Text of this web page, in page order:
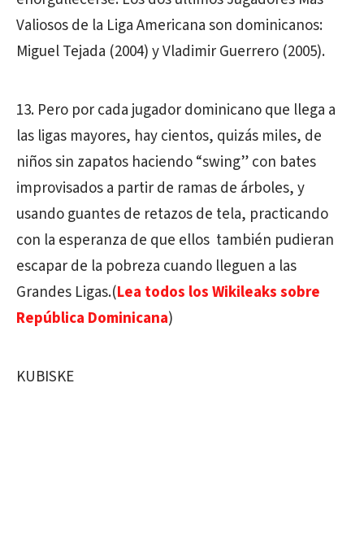
Valiosos de la Liga Americana son dominicanos:
Miguel Tejada (2004) y Vladimir Guerrero (2005).
13. Pero por cada jugador dominicano que llega a
las ligas mayores, hay cientos, quizás miles, de
niños sin zapatos haciendo “swing” con bates
improvisados a partir de ramas de árboles, y
usando guantes de retazos de tela, practicando
con la esperanza de que ellos también pudieran
escapar de la pobreza cuando lleguen a las
Grandes Ligas.(Lea todos los Wikileaks sobre
República Dominicana)
KUBISKE